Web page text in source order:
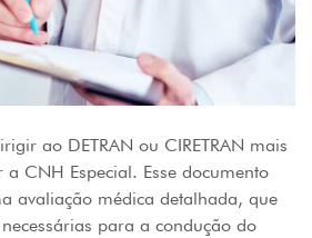
ao DETRAN ou CIRETRAN mais
CNH Especial. Esse documento
avaliação médica detalhada, que
para a condução do